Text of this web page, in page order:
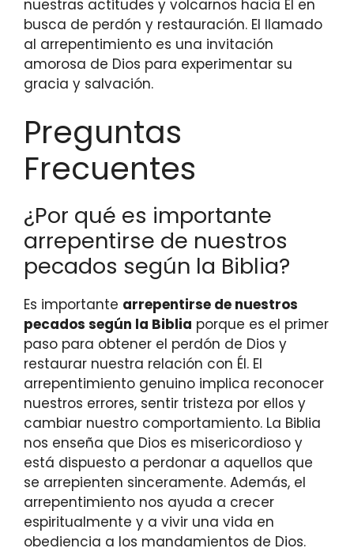
nuestras actitudes y volcarnos hacia Él en
busca de perdón y restauración. El llamado
al arrepentimiento es una invitación
amorosa de Dios para experimentar su
gracia y salvación.
Preguntas
Frecuentes
¿Por qué es importante
arrepentirse de nuestros
pecados según la Biblia?
Es importante arrepentirse de nuestros
pecados según la Biblia porque es el primer
paso para obtener el perdón de Dios y
restaurar nuestra relación con Él. El
arrepentimiento genuino implica reconocer
nuestros errores, sentir tristeza por ellos y
cambiar nuestro comportamiento. La Biblia
nos enseña que Dios es misericordioso y
está dispuesto a perdonar a aquellos que
se arrepienten sinceramente. Además, el
arrepentimiento nos ayuda a crecer
espiritualmente y a vivir una vida en
obediencia a los mandamientos de Dios.